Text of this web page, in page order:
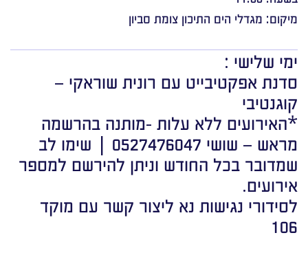
מיקום: מגדלי הים התיכון צומת סביון
ימי שלישי :
סדנת אפקטיבייט עם רונית שוראקי –
קוגנטיבי
*האירועים ללא עלות -מותנה בהרשמה
מראש – שושי 0527476047 | שימו לב
שמדובר בכל החודש וניתן להירשם למספר
אירועים.
לסידורי נגישות נא ליצור קשר עם מוקד
106